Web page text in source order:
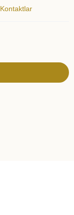
Kontaktlar